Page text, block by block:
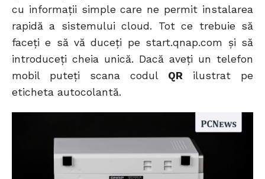
cu informații simple care ne permit instalarea
rapidă a sistemului cloud. Tot ce trebuie să
faceți e să vă duceți pe start.qnap.com și să
introduceți cheia unică. Dacă aveți un telefon
mobil puteți scana codul QR ilustrat pe
eticheta autocolantă.